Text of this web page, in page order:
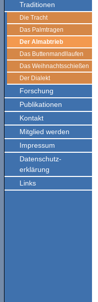
Traditionen
Die Tracht
Das Palmtragen
Der Almabtrieb
Das Buttenmandllaufen
Das Weihnachtsschießen
Der Dialekt
Forschung
Publikationen
Kontakt
Mitglied werden
Impressum
Datenschutz-
erklärung
Links